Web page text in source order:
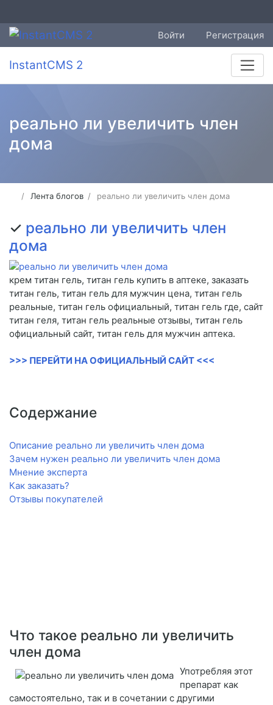
Войти Регистрация
InstantCMS 2
реально ли увеличить член
дома
Лента блогов реально ли увеличить член дома
✓ реально ли увеличить член
дома
крем титан гель, титан гель купить в аптеке, заказать
титан гель, титан гель для мужчин цена, титан гель
реальные, титан гель официальный, титан гель где, сайт
титан геля, титан гель реальные отзывы, титан гель
официальный сайт, титан гель для мужчин аптека.
>>> ПЕРЕЙТИ НА ОФИЦИАЛЬНЫЙ САЙТ <<<
Содержание
Описание реально ли увеличить член дома
Зачем нужен реально ли увеличить член дома
Мнение эксперта
Как заказать?
Отзывы покупателей
Что такое реально ли увеличить
член дома
Употребляя этот
препарат как
самостоятельно, так и в сочетании с другими